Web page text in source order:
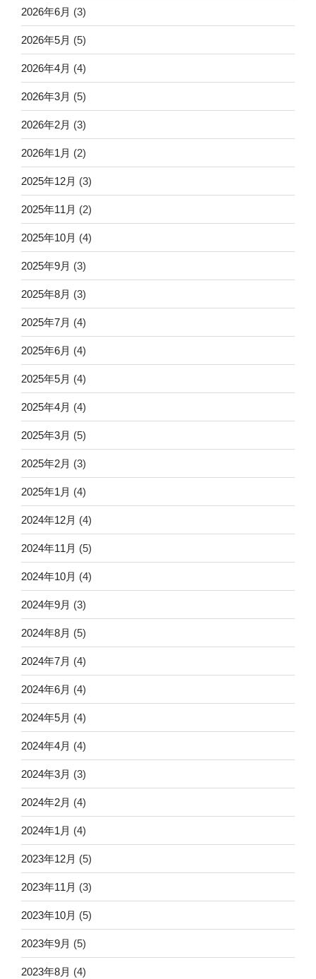
2026年6月 (3)
2026年5月 (5)
2026年4月 (4)
2026年3月 (5)
2026年2月 (3)
2026年1月 (2)
2025年12月 (3)
2025年11月 (2)
2025年10月 (4)
2025年9月 (3)
2025年8月 (3)
2025年7月 (4)
2025年6月 (4)
2025年5月 (4)
2025年4月 (4)
2025年3月 (5)
2025年2月 (3)
2025年1月 (4)
2024年12月 (4)
2024年11月 (5)
2024年10月 (4)
2024年9月 (3)
2024年8月 (5)
2024年7月 (4)
2024年6月 (4)
2024年5月 (4)
2024年4月 (4)
2024年3月 (3)
2024年2月 (4)
2024年1月 (4)
2023年12月 (5)
2023年11月 (3)
2023年10月 (5)
2023年9月 (5)
2023年8月 (4)